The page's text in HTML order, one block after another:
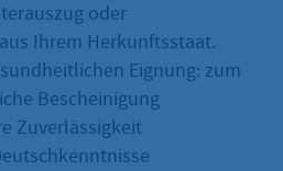
oder
Ihrem Herkunftsstaat.
Eignung: zum
Bescheinigung
Zuverlässigkeit